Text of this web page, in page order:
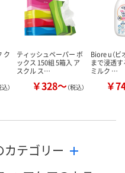
カゴへ カ
ク
込）
ティッシュペーパー ボ
ックス 150組 5箱入 ア
スクル ス…
￥328～（税込）
Biore u（ビ
まで浸透
ミルク …
￥
カテゴリー